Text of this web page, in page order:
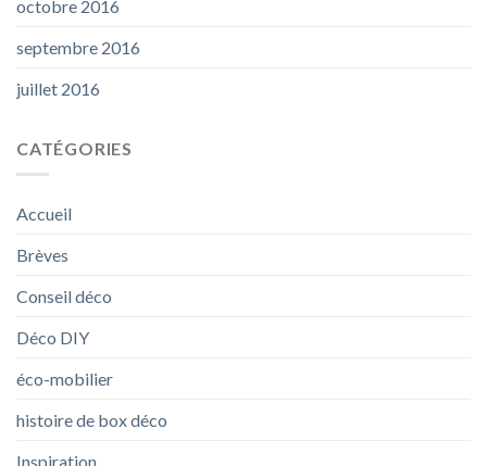
octobre 2016
septembre 2016
juillet 2016
CATÉGORIES
Accueil
Brèves
Conseil déco
Déco DIY
éco-mobilier
histoire de box déco
Inspiration